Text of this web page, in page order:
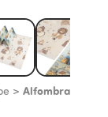
> Alfombra